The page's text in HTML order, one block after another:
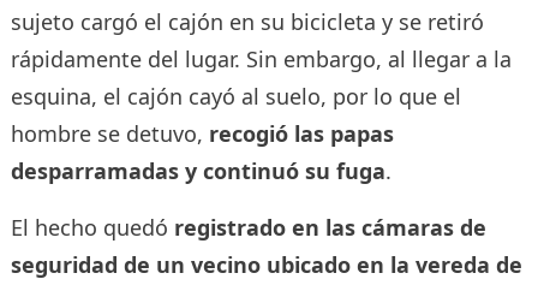
sujeto cargó el cajón en su bicicleta y se retiró
rápidamente del lugar. Sin embargo, al llegar a la
esquina, el cajón cayó al suelo, por lo que el
hombre se detuvo, recogió las papas
desparramadas y continuó su fuga.
El hecho quedó registrado en las cámaras de
seguridad de un vecino ubicado en la vereda de